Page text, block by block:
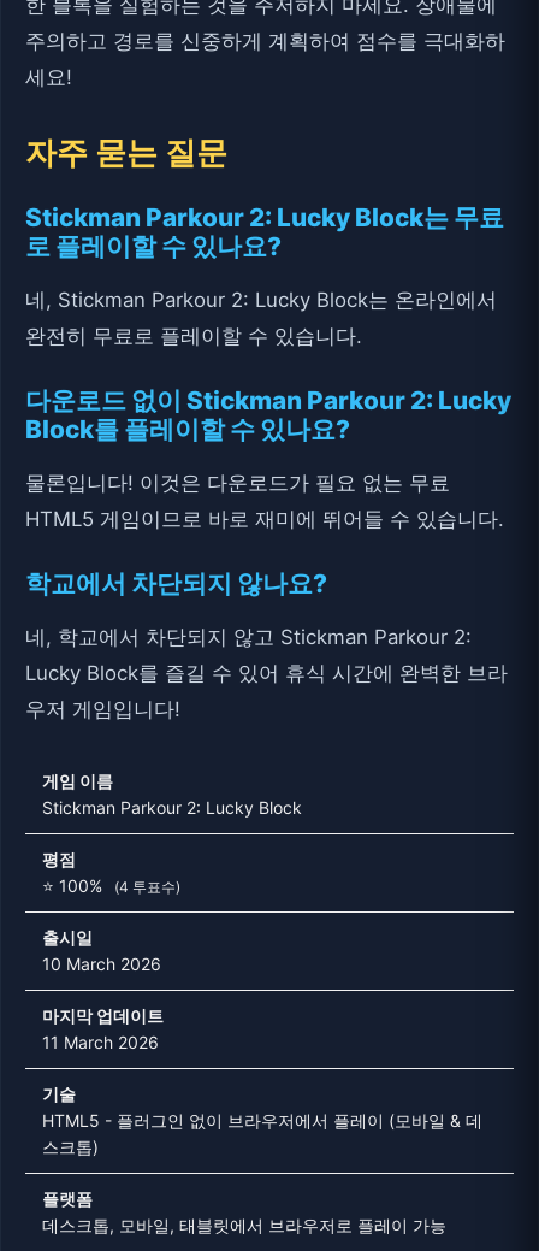
한 블록을 실험하는 것을 주저하지 마세요. 장애물에
주의하고 경로를 신중하게 계획하여 점수를 극대화하
세요!
자주 묻는 질문
Stickman Parkour 2: Lucky Block는 무료
로 플레이할 수 있나요?
네, Stickman Parkour 2: Lucky Block는 온라인에서
완전히 무료로 플레이할 수 있습니다.
다운로드 없이 Stickman Parkour 2: Lucky
Block를 플레이할 수 있나요?
물론입니다! 이것은 다운로드가 필요 없는 무료
HTML5 게임이므로 바로 재미에 뛰어들 수 있습니다.
학교에서 차단되지 않나요?
네, 학교에서 차단되지 않고 Stickman Parkour 2:
Lucky Block를 즐길 수 있어 휴식 시간에 완벽한 브라
우저 게임입니다!
게임 이름
Stickman Parkour 2: Lucky Block
평점
⭐ 100%
(4 투표수)
출시일
10 March 2026
마지막 업데이트
11 March 2026
기술
HTML5 - 플러그인 없이 브라우저에서 플레이 (모바일 & 데
스크톱)
플랫폼
데스크톱, 모바일, 태블릿에서 브라우저로 플레이 가능